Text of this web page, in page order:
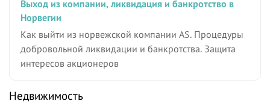
Выход из компании, ликвидация и банкротство в
Норвегии
Как выйти из норвежской компании AS. Процедуры
добровольной ликвидации и банкротства. Защита
интересов акционеров
Недвижимость